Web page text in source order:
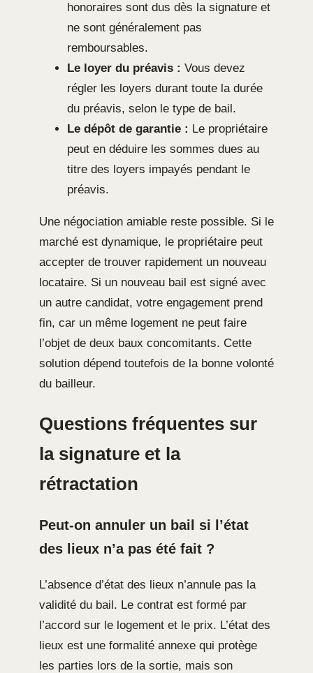
honoraires sont dus dès la signature et
ne sont généralement pas
remboursables.
Le loyer du préavis : Vous devez
régler les loyers durant toute la durée
du préavis, selon le type de bail.
Le dépôt de garantie : Le propriétaire
peut en déduire les sommes dues au
titre des loyers impayés pendant le
préavis.
Une négociation amiable reste possible. Si le
marché est dynamique, le propriétaire peut
accepter de trouver rapidement un nouveau
locataire. Si un nouveau bail est signé avec
un autre candidat, votre engagement prend
fin, car un même logement ne peut faire
l’objet de deux baux concomitants. Cette
solution dépend toutefois de la bonne volonté
du bailleur.
Questions fréquentes sur
la signature et la
rétractation
Peut-on annuler un bail si l’état
des lieux n’a pas été fait ?
L’absence d’état des lieux n’annule pas la
validité du bail. Le contrat est formé par
l’accord sur le logement et le prix. L’état des
lieux est une formalité annexe qui protège
les parties lors de la sortie, mais son